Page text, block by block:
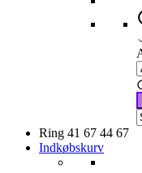
Ring 41 67 44 67
Indkøbskurv